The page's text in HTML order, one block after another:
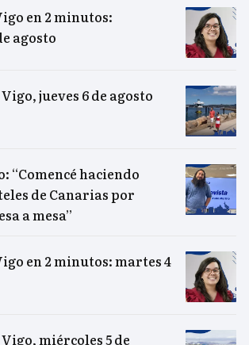
en 2 minutos:
agosto
jueves 6 de agosto
“Comencé haciendo
de Canarias por
a mesa”
en 2 minutos: martes 4
miércoles 5 de